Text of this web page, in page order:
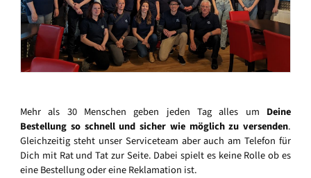
Mehr als 30 Menschen geben jeden Tag alles um Deine
Bestellung so schnell und sicher wie möglich zu versenden.
Gleichzeitig steht unser Serviceteam aber auch am Telefon für
Dich mit Rat und Tat zur Seite. Dabei spielt es keine Rolle ob es
eine Bestellung oder eine Reklamation ist.